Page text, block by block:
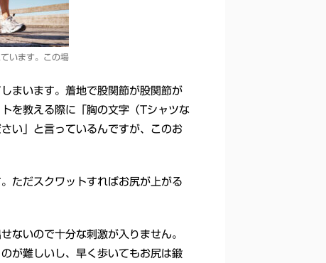
います。この場
まいます。着地で股関節が股関節が
を教える際に「胸の文字（Tシャツな
い」と言っているんですが、このお
ただスクワットすればお尻が上がる
ないので十分な刺激が入りません。
が難しいし、早く歩いてもお尻は鍛